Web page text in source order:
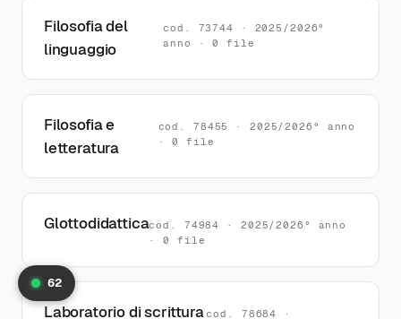
Filosofia del
linguaggio
cod. 73744 · 2025/2026°
anno · 0 file
Filosofia e
letteratura
cod. 78455 · 2025/2026° anno
· 0 file
Glottodidatticacod. 74984 · 2025/2026° anno
· 0 file
Laboratorio di scritturacod. 78684 ·
62